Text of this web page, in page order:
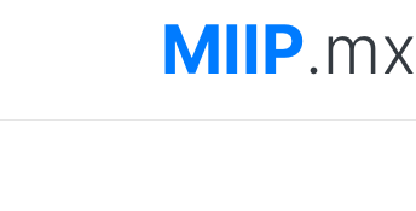
MIIP.mx